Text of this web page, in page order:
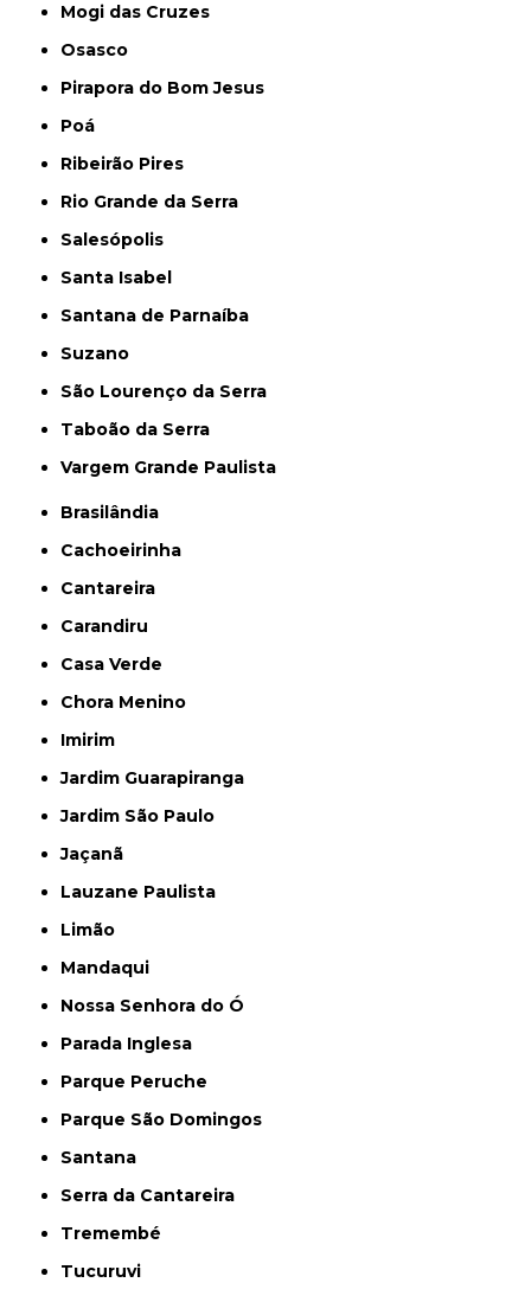
Mogi das Cruzes
Osasco
Pirapora do Bom Jesus
Poá
Ribeirão Pires
Rio Grande da Serra
Salesópolis
Santa Isabel
Santana de Parnaíba
Suzano
São Lourenço da Serra
Taboão da Serra
Vargem Grande Paulista
Brasilândia
Cachoeirinha
Cantareira
Carandiru
Casa Verde
Chora Menino
Imirim
Jardim Guarapiranga
Jardim São Paulo
Jaçanã
Lauzane Paulista
Limão
Mandaqui
Nossa Senhora do Ó
Parada Inglesa
Parque Peruche
Parque São Domingos
Santana
Serra da Cantareira
Tremembé
Tucuruvi